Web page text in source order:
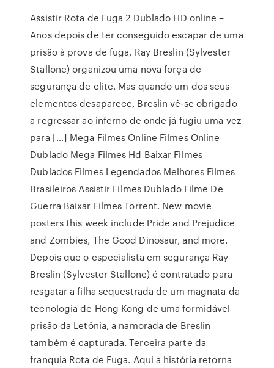
Assistir Rota de Fuga 2 Dublado HD online –
Anos depois de ter conseguido escapar de uma
prisão à prova de fuga, Ray Breslin (Sylvester
Stallone) organizou uma nova força de
segurança de elite. Mas quando um dos seus
elementos desaparece, Breslin vê-se obrigado
a regressar ao inferno de onde já fugiu uma vez
para […] Mega Filmes Online Filmes Online
Dublado Mega Filmes Hd Baixar Filmes
Dublados Filmes Legendados Melhores Filmes
Brasileiros Assistir Filmes Dublado Filme De
Guerra Baixar Filmes Torrent. New movie
posters this week include Pride and Prejudice
and Zombies, The Good Dinosaur, and more.
Depois que o especialista em segurança Ray
Breslin (Sylvester Stallone) é contratado para
resgatar a filha sequestrada de um magnata da
tecnologia de Hong Kong de uma formidável
prisão da Letônia, a namorada de Breslin
também é capturada. Terceira parte da
franquia Rota de Fuga. Aqui a história retorna